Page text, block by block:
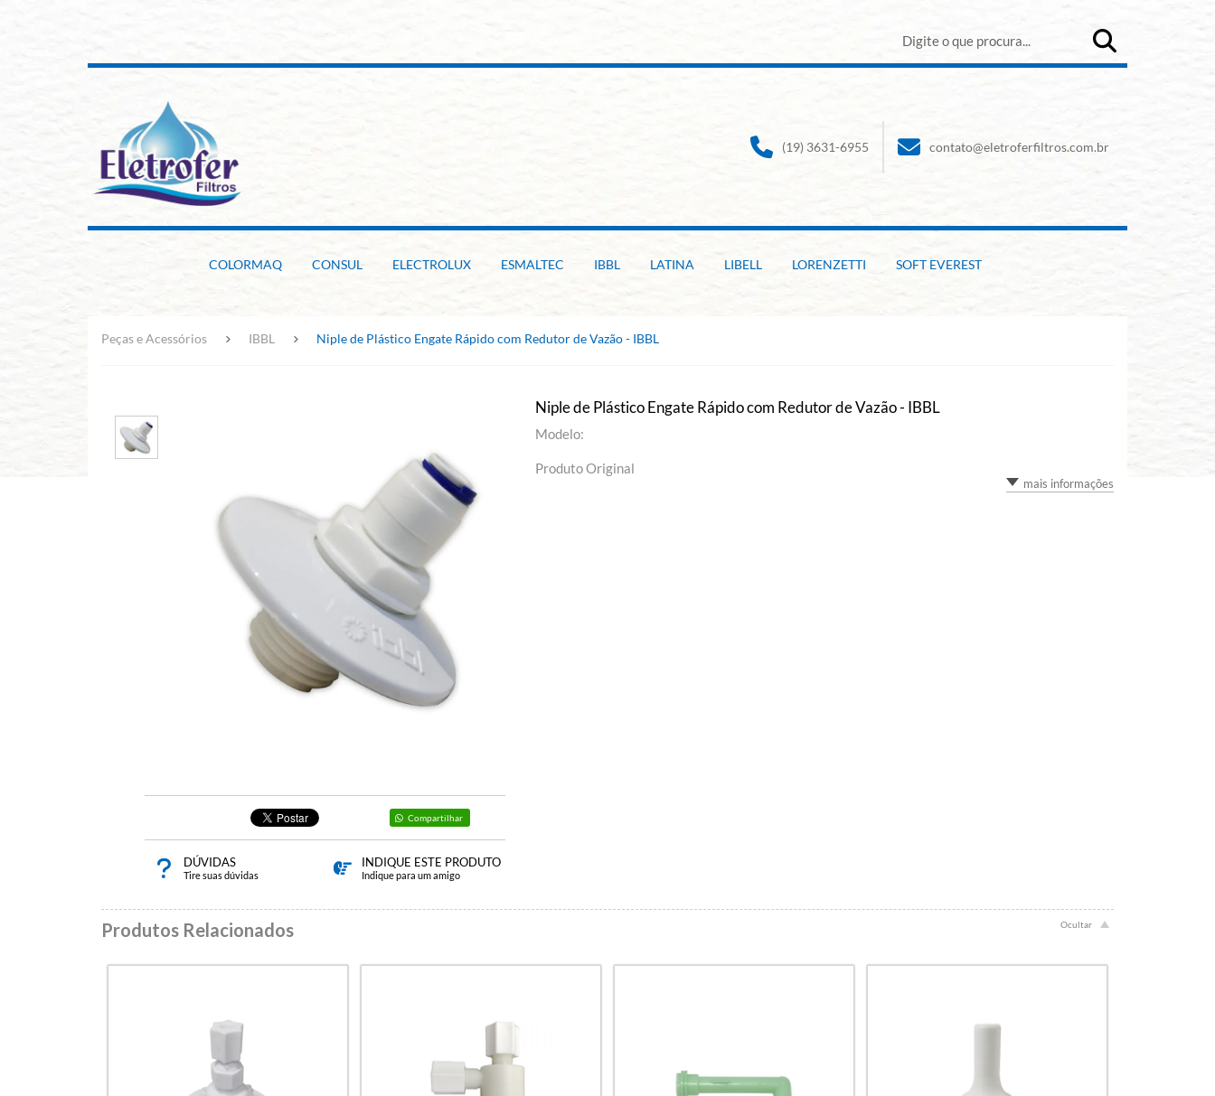
(19) 3631-6955 contato@eletroferfiltros.com.br
COLORMAQ CONSUL ELECTROLUX ESMALTEC IBBL LATINA LIBELL LORENZETTI SOFT EVEREST
Peças e Acessórios IBBL Niple de Plástico Engate Rápido com Redutor de Vazão - IBBL
Compartilhar
DÚVIDAS
Tire suas dúvidas
INDIQUE ESTE PRODUTO
Indique para um amigo
Niple de Plástico Engate Rápido com Redutor de Vazão - IBBL
Modelo:
Produto Original
mais informações
Produtos Relacionados